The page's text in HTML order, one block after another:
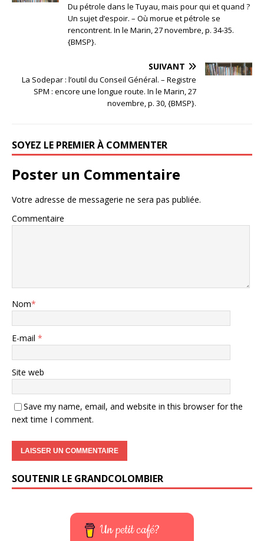
Du pétrole dans le Tuyau, mais pour qui et quand ?
Un sujet d’espoir. – Où morue et pétrole se
rencontrent. In le Marin, 27 novembre, p. 34-35.
{BMSP}.
SUIVANT
La Sodepar : l’outil du Conseil Général. – Registre
SPM : encore une longue route. In le Marin, 27
novembre, p. 30, {BMSP}.
SOYEZ LE PREMIER À COMMENTER
Poster un Commentaire
Votre adresse de messagerie ne sera pas publiée.
Commentaire
Nom*
E-mail *
Site web
Save my name, email, and website in this browser for the
next time I comment.
SOUTENIR LE GRANDCOLOMBIER
Un petit café?